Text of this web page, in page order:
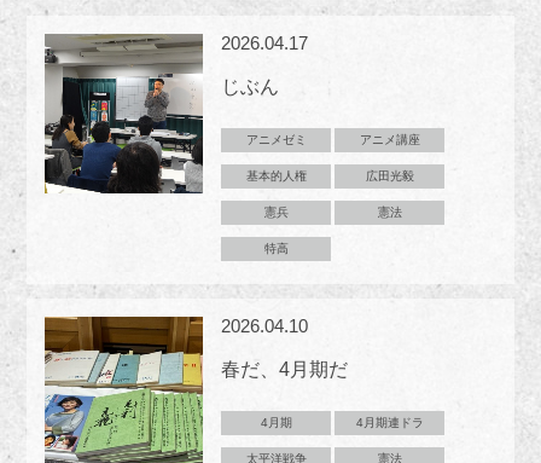
2026.04.17
じぶん
アニメゼミ アニメ講座
基本的人権 広田光毅
憲兵 憲法
特高
2026.04.10
春だ、4月期だ
4月期 4月期連ドラ
太平洋戦争 憲法